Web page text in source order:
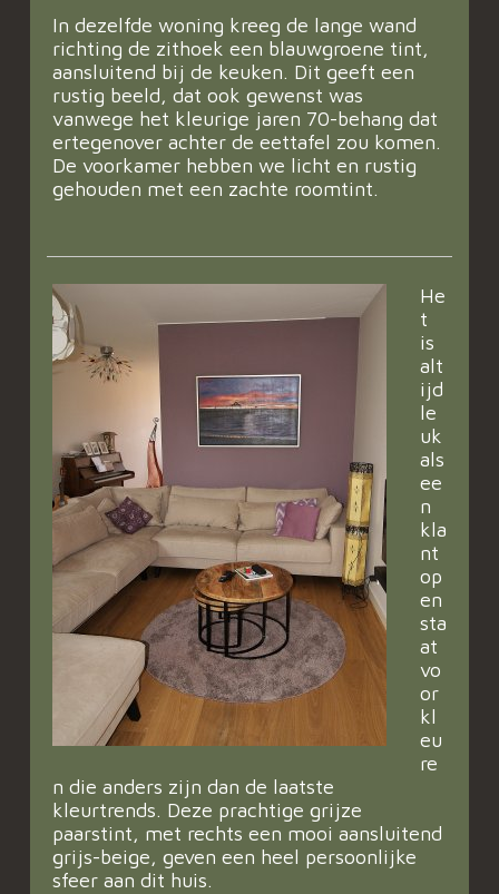
In dezelfde woning kreeg de lange wand
richting de zithoek een blauwgroene tint,
aansluitend bij de keuken. Dit geeft een
rustig beeld, dat ook gewenst was
vanwege het kleurige jaren 70-behang dat
ertegenover achter de eettafel zou komen.
De voorkamer hebben we licht en rustig
gehouden met een zachte roomtint.
He
t
is
alt
ijd
le
uk
als
ee
n
kla
nt
op
en
sta
at
vo
or
kl
eu
re
n die anders zijn dan de laatste
kleurtrends. Deze prachtige grijze
paarstint, met rechts een mooi aansluitend
grijs-beige, geven een heel persoonlijke
sfeer aan dit huis.